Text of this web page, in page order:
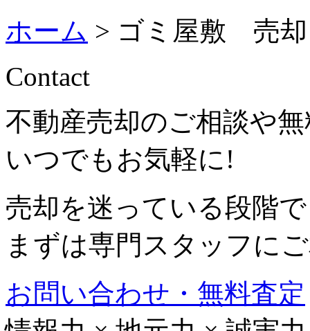
ホーム > ゴミ屋敷 売却
Contact
不動産売却のご相談や
いつでもお気軽に!
売却を迷っている段階
まずは専門スタッフに
お問い合わせ・無料査定